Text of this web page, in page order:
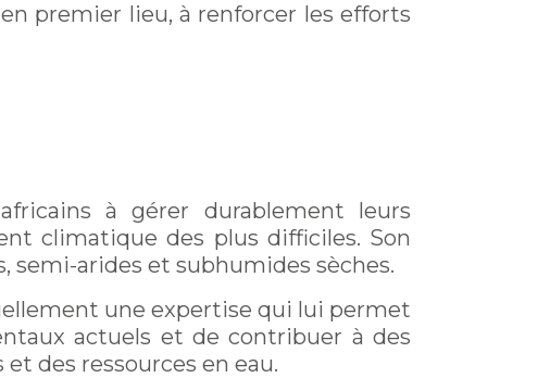
premier lieu, à renforcer les efforts
à gérer durablement leurs
climatique des plus difficiles. Son
semi-arides et subhumides sèches.
une expertise qui lui permet
actuels et de contribuer à des
des ressources en eau.